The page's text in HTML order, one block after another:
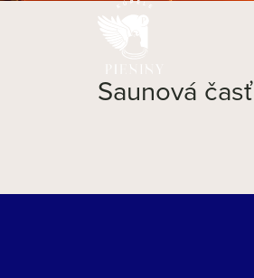
Saunová časť